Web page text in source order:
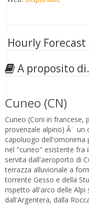
Hourly Forecast
A proposito
Cuneo (CN)
Cuneo (Coni in
provenzale alpino) Ã¨ un
capoluogo dell'omonima
nel "cuneo" esistente fra il
servita dall'aeroporto di
terrazza alluvionale a
torrente Gesso e della
rispetto all'arco delle
dall'Argentera, dalla